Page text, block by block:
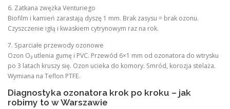
6. Zatkana zwężka Venturiego
Biofilm i kamień zarastają dyszę 1 mm. Brak zasysu = brak ozonu.
Czyszczenie igłą i kwaskiem cytrynowym raz na rok.
7. Sparciałe przewody ozonowe
Ozon O₃ utlenia gumę i PVC. Przewód 6×1 mm od ozonatora do wtrysku
po 3 latach kruszy się. Ozon ucieka do komory. Smród, korozja stelaża.
Wymiana na Teflon PTFE.
Diagnostyka ozonatora krok po kroku – jak
robimy to w Warszawie